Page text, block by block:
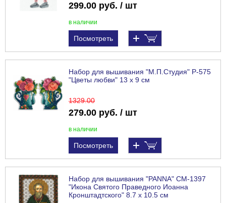
299.00 руб. / шт
в наличии
Посмотреть
Набор для вышивания "М.П.Студия" Р-575
"Цветы любви" 13 х 9 см
1329.00
279.00 руб. / шт
в наличии
Посмотреть
Набор для вышивания "PANNA" CM-1397
"Икона Святого Праведного Иоанна
Кронштадтского" 8.7 х 10.5 см